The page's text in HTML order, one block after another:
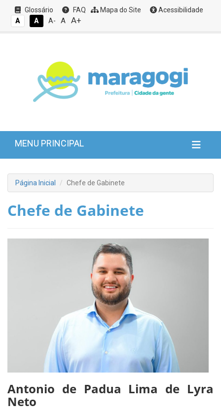
Glossário FAQ Mapa do Site
Acessibilidade
A
A A- A A+
MENU PRINCIPAL
Página Inicial Chefe de Gabinete
Chefe de Gabinete
Antonio de Padua Lima de Lyra
Neto